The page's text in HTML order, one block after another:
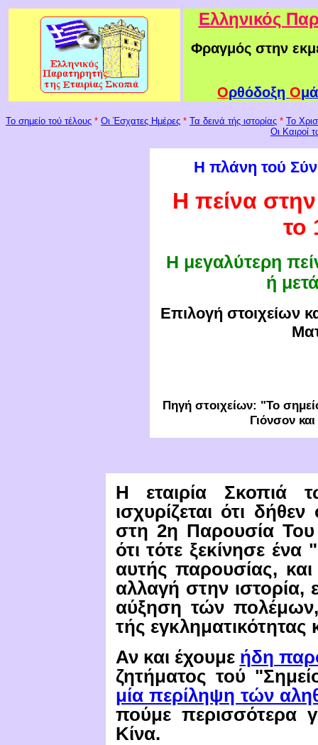
Ελληνικός
Φραγμός στην
Ορθόδοξη Ο
To σημείο τού τέλους * Οι Έσχατες Ημέρες * Τα δεινά τής ιστορίας * Το
Οι Καιροί
Η πλάνη τού
Η πείνα
το
Η μεγαλύτερη
ή
Επιλογή στοιχείων
Πηγή στοιχείων: "Το
Γιόνσον
Η εταιρία Σκοπιά
ισχυρίζεται ότι
στη 2η Παρουσία Του
ότι τότε ξεκίνησε
αυτής παρουσίας,
αλλαγή στην ιστορία,
αύξηση τών
τής
Αν και έχουμε ήδη
ζητήματος τού
μία περίληψη τών
πούμε περισσότερα
Κίνα.